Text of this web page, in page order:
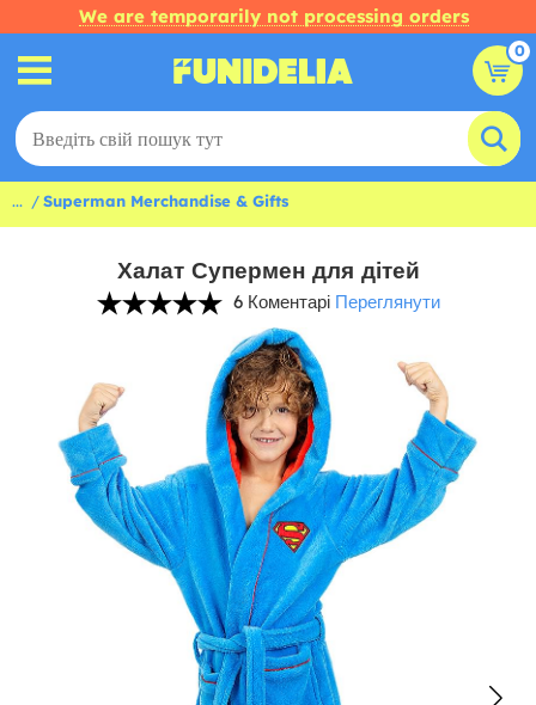
We are temporarily not processing orders
0
... Superman Merchandise & Gifts
Халат Супермен для дітей
6 Коментарі Переглянути